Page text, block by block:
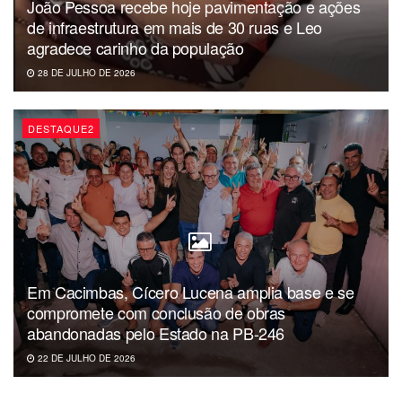
Marcynho Sensação
Deanzinho
6 de junho (sábado)
Henrique e Juliano
Walkyria Santos
Bia Frazzo
Nathan Vinícius
7 de junho (domingo)
Nattanzinho Lima
Tarcísio do Acordeon
Raphaela Santos
João Pessoa recebe hoje pavimentação e ações
de infraestrutura em mais de 30 ruas e Leo
agradece carinho da população
28 DE JULHO DE 2026
DESTAQUE2
Em Cacimbas, Cícero Lucena amplia base e se
compromete com conclusão de obras
abandonadas pelo Estado na PB-246
22 DE JULHO DE 2026